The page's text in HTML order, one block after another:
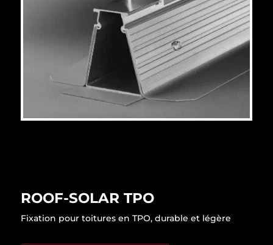
ROOF-SOLAR TPO
Fixation pour toitures en TPO, durable et légère